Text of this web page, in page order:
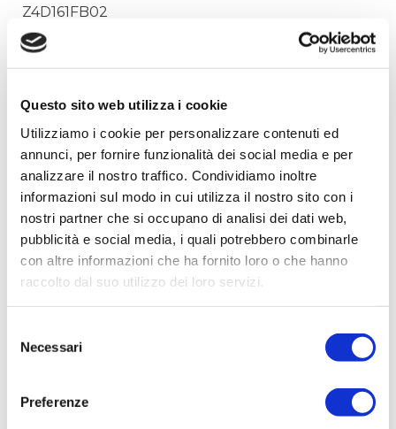
Questo sito web utilizza i cookie
Utilizziamo i cookie per personalizzare contenuti ed
annunci, per fornire funzionalità dei social media e per
analizzare il nostro traffico. Condividiamo inoltre
informazioni sul modo in cui utilizza il nostro sito con i
nostri partner che si occupano di analisi dei dati web,
pubblicità e social media, i quali potrebbero combinarle
con altre informazioni che ha fornito loro o che hanno
raccolto dal suo utilizzo dei loro servizi.
delNecessari
Preferenze
Z4D161FB02
Struttura proponente:
Oggetto:
120-POLIZZA FIDEJUSSORIA COFACE N. 2053415
FVG Strade - periodo 08/08/2015 - 08/08/2016
Codice Fiscale:
Procedura di scelta:
Affidamento ai sensi del Regolamento Generale
Aziendale per Lavori Servizi e Forniture (art.238,
comma 7 d.lgs. 163/2006)
Aggiudicatario Nome:
Importo Aggiudicazione: